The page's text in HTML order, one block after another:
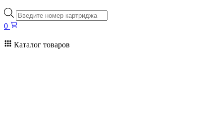
Поиск
товаров
0
Каталог товаров